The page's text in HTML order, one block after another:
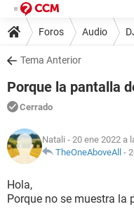
Foros Audio
Tema Anterior
Porque la pantalla
Cerrado
Natali - 20 ene 2022 a
TheOneAboveAll -
Hola,
Porque no se muestra la